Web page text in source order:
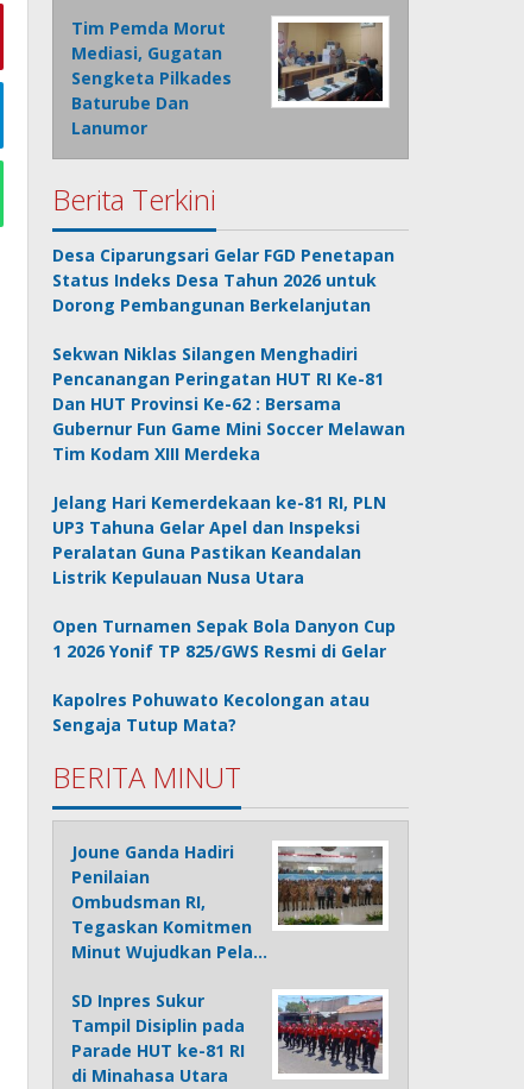
Tim Pemda Morut
Mediasi, Gugatan
Sengketa Pilkades
Baturube Dan
Lanumor
Berita Terkini
Desa Ciparungsari Gelar FGD Penetapan
Status Indeks Desa Tahun 2026 untuk
Dorong Pembangunan Berkelanjutan
Sekwan Niklas Silangen Menghadiri
Pencanangan Peringatan HUT RI Ke-81
Dan HUT Provinsi Ke-62 : Bersama
Gubernur Fun Game Mini Soccer Melawan
Tim Kodam XIII Merdeka
Jelang Hari Kemerdekaan ke-81 RI, PLN
UP3 Tahuna Gelar Apel dan Inspeksi
Peralatan Guna Pastikan Keandalan
Listrik Kepulauan Nusa Utara
Open Turnamen Sepak Bola Danyon Cup
1 2026 Yonif TP 825/GWS Resmi di Gelar
Kapolres Pohuwato Kecolongan atau
Sengaja Tutup Mata?
BERITA MINUT
Joune Ganda Hadiri
Penilaian
Ombudsman RI,
Tegaskan Komitmen
Minut Wujudkan Pela…
SD Inpres Sukur
Tampil Disiplin pada
Parade HUT ke-81 RI
di Minahasa Utara